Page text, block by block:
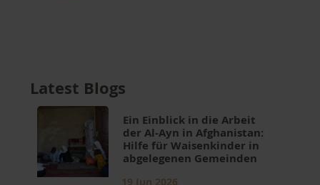
Latest Blogs
Ein Einblick in die Arbeit
der Al-Ayn in Afghanistan:
Hilfe für Waisenkinder in
abgelegenen Gemeinden
19 Jun 2026